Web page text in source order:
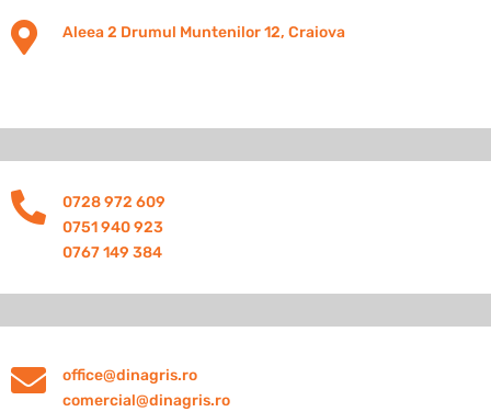
 Aleea 2 Drumul Muntenilor 12, Craiova

0728 972 609
0751 940 923
0767 149 384

office@dinagris.ro
comercial@dinagris.ro